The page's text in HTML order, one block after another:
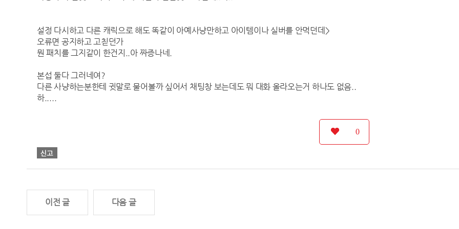
설정 다시하고 다른 캐릭으로 해도 똑같이 아예사냥만하고 아이템이나 실버를 안먹던데>
오류면 공지하고 고칟던가
뭔 패치를 그지같이 한건지..아 짜증나네.
본섭 둘다 그러네여?
다른 사냥하는분한테 귓말로 물어볼까 싶어서 채팅창 보는데도 뭐 대화 올라오는거 하나도 없음..
하.....
0
이전 글 다음 글